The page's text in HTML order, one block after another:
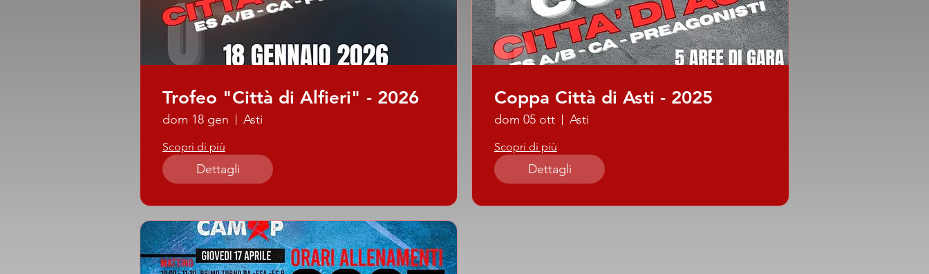
Trofeo "Città di Alfieri" - 2026
dom 18 gen Asti
Scopri di più
Dettagli
Coppa Città di Asti - 2025
dom 05 ott Asti
Scopri di più
Dettagli